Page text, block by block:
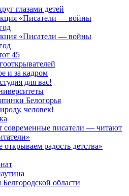
глазами детей
«Писатели — войны
«Писатели — войны
45
и за кадром
для вас!
Белогорья
человек!
писатели — читают
радость детства»
области